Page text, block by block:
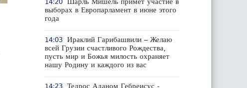
14:20
выборах в Европарламент в июне этого
года
14:03 Ираклий Гарибашвили – Желаю
всей Грузии счастливого Рождества,
пусть мир и Божья милость охраняет
нашу Родину и каждого из вас
14:23 Тедрос Аданом Гебреисус -